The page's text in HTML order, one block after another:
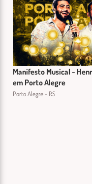
Manifesto Musical -
em Porto Alegre
Porto Alegre - RS